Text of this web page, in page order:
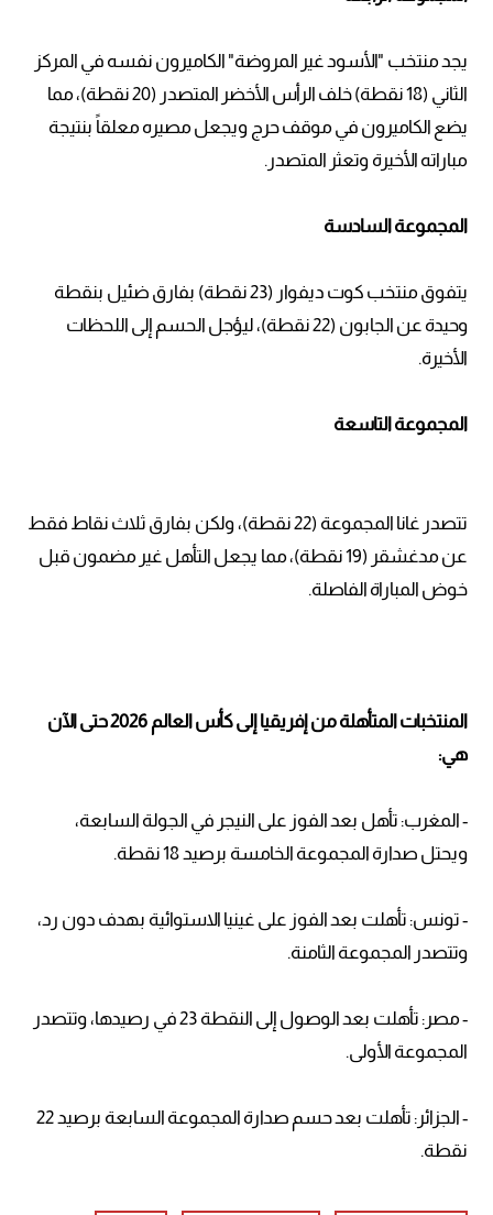
يجد منتخب "الأسود غير المروضة" الكاميرون نفسه في المركز
الثاني (18 نقطة) خلف الرأس الأخضر المتصدر (20 نقطة)، مما
يضع الكاميرون في موقف حرج ويجعل مصيره معلقاً بنتيجة
مباراته الأخيرة وتعثر المتصدر.
المجموعة السادسة
يتفوق منتخب كوت ديفوار (23 نقطة) بفارق ضئيل بنقطة
وحيدة عن الجابون (22 نقطة)، ليؤجل الحسم إلى اللحظات
الأخيرة.
المجموعة التاسعة
تتصدر غانا المجموعة (22 نقطة)، ولكن بفارق ثلاث نقاط فقط
عن مدغشقر (19 نقطة)، مما يجعل التأهل غير مضمون قبل
خوض المباراة الفاصلة.
المنتخبات المتأهلة من إفريقيا إلى كأس العالم 2026 حتى الآن
هي:
- المغرب: تأهل بعد الفوز على النيجر في الجولة السابعة،
ويحتل صدارة المجموعة الخامسة برصيد 18 نقطة.
- تونس: تأهلت بعد الفوز على غينيا الاستوائية بهدف دون رد،
وتتصدر المجموعة الثامنة.
- مصر: تأهلت بعد الوصول إلى النقطة 23 في رصيدها، وتتصدر
المجموعة الأولى.
- الجزائر: تأهلت بعد حسم صدارة المجموعة السابعة برصيد 22
نقطة.